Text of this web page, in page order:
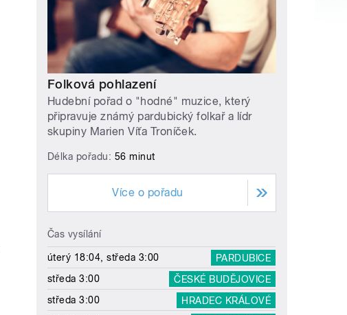
Folková pohlazení
Hudební pořad o "hodné" muzice, který
připravuje známý pardubický folkař a lídr
skupiny Marien Víťa Troníček.
Délka pořadu: 56 minut
Více o pořadu
Čas vysílání
úterý 18:04, středa 3:00
PARDUBICE
středa 3:00
ČESKÉ BUDĚJOVICE
středa 3:00
HRADEC KRÁLOVÉ